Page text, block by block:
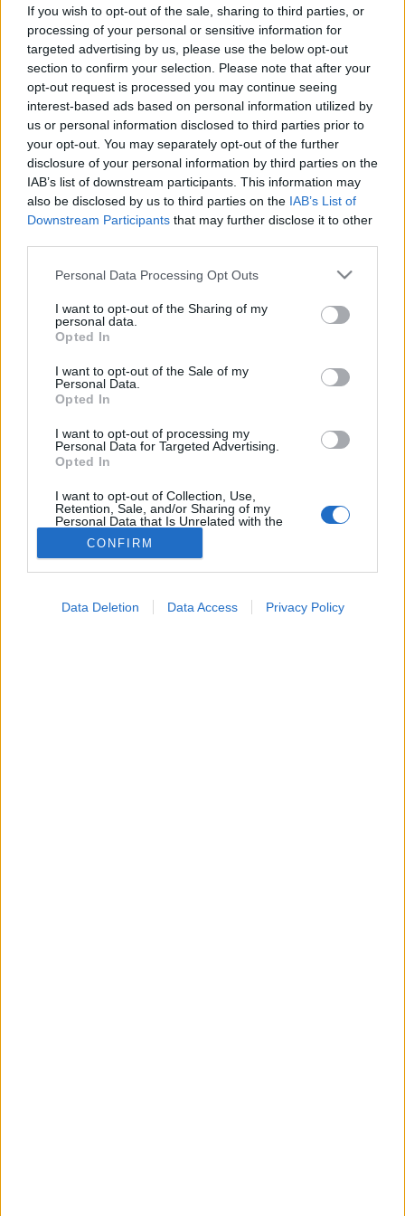
If you wish to opt-out of the sale, sharing to third parties, or
processing of your personal or sensitive information for
targeted advertising by us, please use the below opt-out
section to confirm your selection. Please note that after your
opt-out request is processed you may continue seeing
interest-based ads based on personal information utilized by
us or personal information disclosed to third parties prior to
your opt-out. You may separately opt-out of the further
disclosure of your personal information by third parties on the
IAB’s list of downstream participants. This information may
also be disclosed by us to third parties on the IAB’s List of
Downstream Participants that may further disclose it to other
Please note that this website/app uses one or more Google
not limited to your visit or usage behaviour. You may click to
grant or deny consent to Google and its third-party tags to
use your data for below specified purposes in below Google
consent section.
Personal Data Processing Opt Outs
I want to opt-out of the Sharing of my
personal data.
Opted In
I want to opt-out of the Sale of my
Personal Data.
Opted In
I want to opt-out of processing my
Personal Data for Targeted Advertising.
Opted In
I want to opt-out of Collection, Use,
Retention, Sale, and/or Sharing of my
Personal Data that Is Unrelated with the
Purposes for which it was collected.
Opted Out
CONFIRM
Data Deletion Data Access Privacy Policy
Orvos válaszol
2010. december 06. 16:09
Módosítva: 2015. november 04. 13:49
Megosztás
Küldés Küldés Messengeren
Egészségkalauz
Egészségkalauz
Kérdés: Tisztelt Doktor Úr!
A Gilbert kórról, illetve az alacsony
vércukorszint(1,4-2 egys) -ről szeretnék információt
korrekcióra" szorul az ilyennel bíró páciens? (a két
kérdés két különböző személy problémája).
köszönettel: